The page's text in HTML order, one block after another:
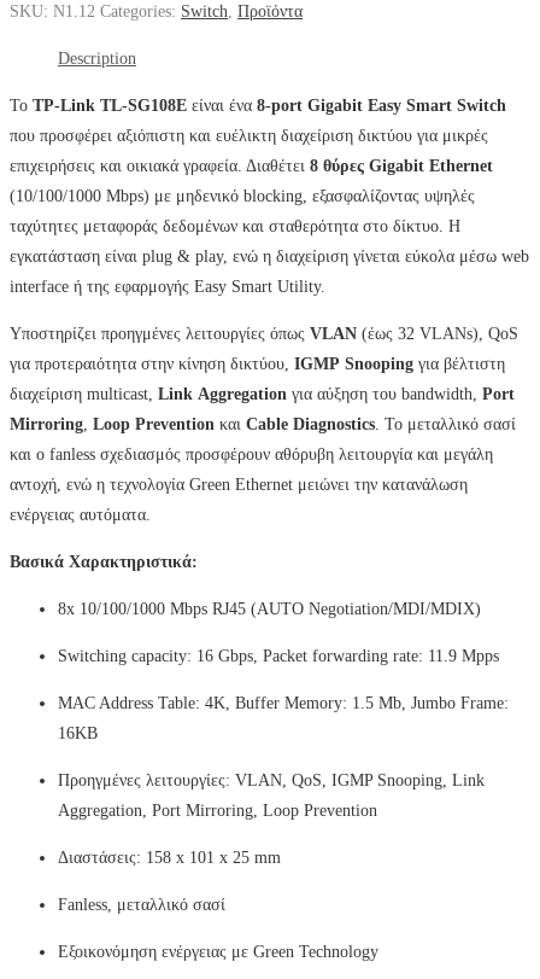
SKU: N1.12 Categories: Switch Προϊόντα
Description
Το TP-Link TL-SG108E είναι ένα 8-port Gigabit Easy Smart Switch
που προσφέρει αξιόπιστη και ευέλικτη διαχείριση δικτύου για μικρές
επιχειρήσεις και οικιακά γραφεία. Διαθέτει 8 θύρες Gigabit Ethernet
(10/100/1000 Mbps) με μηδενικό blocking, εξασφαλίζοντας υψηλές
ταχύτητες μεταφοράς δεδομένων και σταθερότητα στο δίκτυο. Η
εγκατάσταση είναι plug & play, ενώ η διαχείριση γίνεται εύκολα μέσω web
interface ή της εφαρμογής Easy Smart Utility.
Υποστηρίζει προηγμένες λειτουργίες όπως VLAN (έως 32 VLANs), QoS
για προτεραιότητα στην κίνηση δικτύου, IGMP Snooping για βέλτιστη
διαχείριση multicast, Link Aggregation για αύξηση του bandwidth, Port
Mirroring Loop Prevention και Cable Diagnostics . Το μεταλλικό σασί
και ο fanless σχεδιασμός προσφέρουν αθόρυβη λειτουργία και μεγάλη
αντοχή, ενώ η τεχνολογία Green Ethernet μειώνει την κατανάλωση
ενέργειας αυτόματα.
Βασικά Χαρακτηριστικά:
8x 10/100/1000 Mbps RJ45 (AUTO Negotiation/MDI/MDIX)
Switching capacity: 16 Gbps, Packet forwarding rate: 11.9 Mpps
MAC Address Table: 4K, Buffer Memory: 1.5 Mb, Jumbo Frame:
16KB
Προηγμένες λειτουργίες: VLAN, QoS, IGMP Snooping, Link
Aggregation, Port Mirroring, Loop Prevention
Διαστάσεις: 158 x 101 x 25 mm
Fanless, μεταλλικό σασί
Εξοικονόμηση ενέργειας με Green Technology